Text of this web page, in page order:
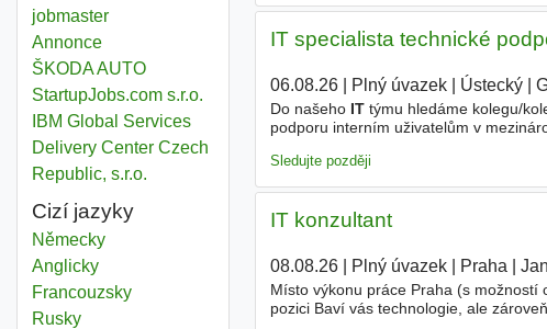
jobmaster
Annonce
ŠKODA AUTO
StartupJobs.com s.r.o.
IBM Global Services
Delivery Center Czech
Republic, s.r.o.
Cizí jazyky
Německy
Anglicky
Francouzsky
Rusky
IT specialista technické
06.08.26| Plný úvazek| Ústecký|
Do našeho ITtýmu hledáme kolegu/
podporu interním uživatelům v
Sledujte později
IT konzultant
08.08.26| Plný úvazek| Praha
Místo výkonu práce Praha (s možností
pozici Baví vás technologie, ale